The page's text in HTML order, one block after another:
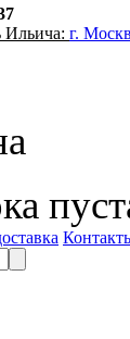
Ильича: г.